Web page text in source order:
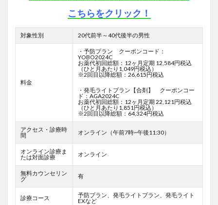
こちらをクリック！
対象性別 20代前半～40代後半の男性
料金
・予防プラン クーポンコード：
YOBO2024C
お薬代初回総額：12ヶ月定期 12,584円税込
（ひと月あたり1,049円税込）
※2回目以降総額：26,615円税込
・発毛ライトプラン【合剤】 クーポンコー
ド：AGA2024C
お薬代初回総額：12ヶ月定期 22,121円税込
（ひと月あたり1,851円税込）
※2回目以降総額：64,324円税込
アクセス・診療時
間
オンライン（午前7時~午後11:30）
オンライン診療ま
たは対面診療
オンライン
無料カウンセリン
グ
有
診療コース
予防プラン、発毛ライトプラン、発毛ライト
EXなど